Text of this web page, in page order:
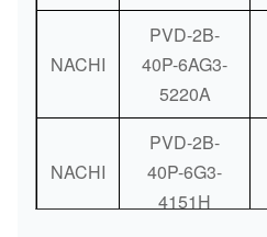
NACHI
PVD-2B-
40P-6AG3-
5220A
NACHI
PVD-2B-
40P-6G3-
4151H